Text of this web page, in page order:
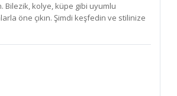
Bilezik, kolye, küpe gibi uyumlu
öne çıkın. Şimdi keşfedin ve stilinize